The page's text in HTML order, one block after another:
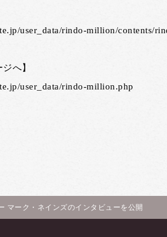
user_data/rindo-million/contents/
へ】
user_data/rindo-million.php
マーク・ネインズのインタビューを公開